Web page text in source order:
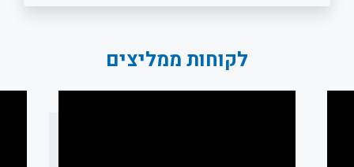
לקוחות ממליצים